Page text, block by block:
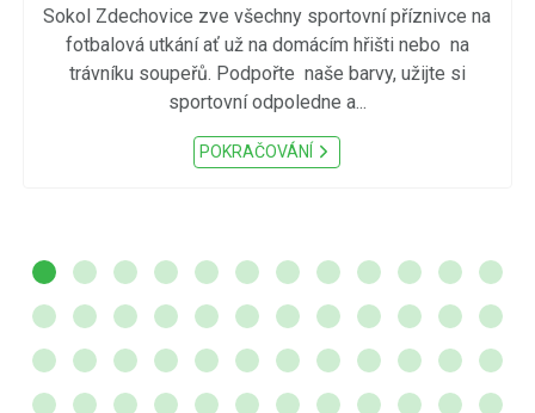
Sokol Zdechovice zve všechny sportovní příznivce na
fotbalová utkání ať už na domácím hřišti nebo na
trávníku soupeřů. Podpořte naše barvy, užijte si
sportovní odpoledne a...
POKRAČOVÁNÍ